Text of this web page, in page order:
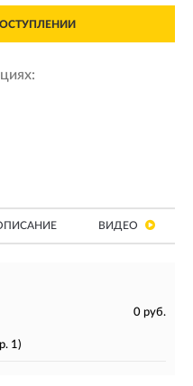
ВИДЕО
0 руб.
1)